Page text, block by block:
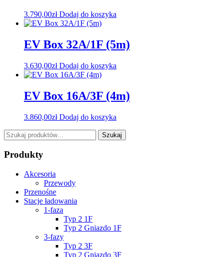
3.790,00zł Dodaj do koszyka
EV Box 32A/1F (5m)
3.630,00zł Dodaj do koszyka
EV Box 16A/3F (4m)
3.860,00zł Dodaj do koszyka
Szukaj:
Szukaj
Produkty
Akcesoria
Przewody
Przenośne
Stacje ładowania
1-faza
Typ 2 1F
Typ 2 Gniazdo 1F
3-fazy
Typ 2 3F
Typ 2 Gniazdo 3F